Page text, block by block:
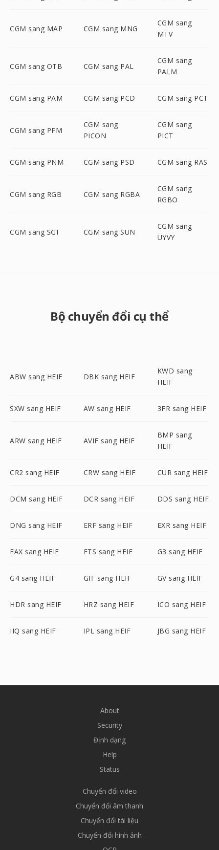
CGM sang MAP CGM sang MNG
CGM sang
MTV
CGM sang OTB CGM sang PAL
CGM sang
PALM
CGM sang PAM CGM sang PCD CGM sang PCT
CGM sang PFM
CGM sang
PICON
CGM sang
PICT
CGM sang PNM CGM sang PSD CGM sang RAS
CGM sang RGB CGM sang RGBA
CGM sang
RGBO
CGM sang SGI CGM sang SUN
CGM sang
UYVY
Bộ chuyển đổi cụ thể
ABW sang HEIF DBK sang HEIF
KWD sang
HEIF
SXW sang HEIF AW sang HEIF 3FR sang HEIF
ARW sang HEIF AVIF sang HEIF
BMP sang
HEIF
CR2 sang HEIF CRW sang HEIF CUR sang HEIF
DCM sang HEIF DCR sang HEIF DDS sang HEIF
DNG sang HEIF ERF sang HEIF EXR sang HEIF
FAX sang HEIF FTS sang HEIF G3 sang HEIF
G4 sang HEIF GIF sang HEIF GV sang HEIF
HDR sang HEIF HRZ sang HEIF ICO sang HEIF
IIQ sang HEIF IPL sang HEIF JBG sang HEIF
About
Security
Định dạng
Help
Status
Chuyển đổi video
Chuyển đổi âm thanh
Chuyển đổi tài liệu
Chuyển đổi hình ảnh